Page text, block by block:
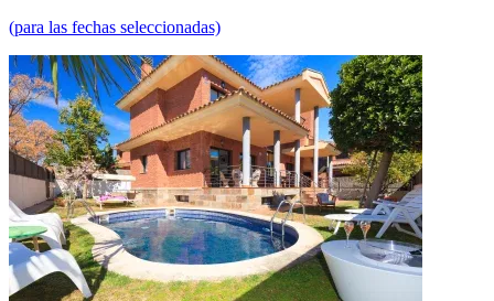
(para las fechas seleccionadas)